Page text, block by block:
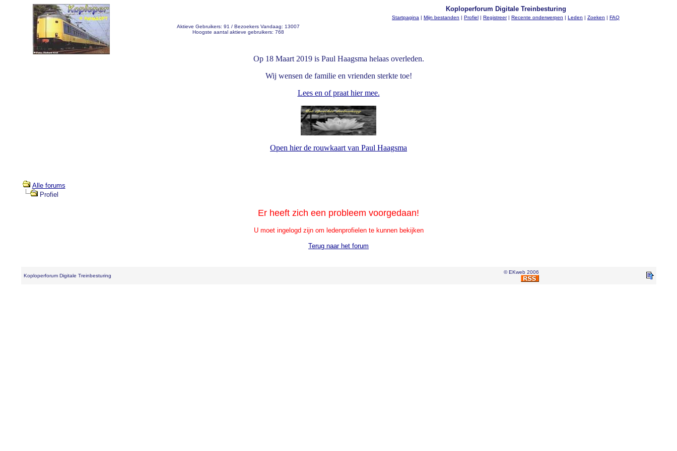
Aktieve Gebruikers: 91 / Bezoekers Vandaag: 13007
Hoogste aantal aktieve gebruikers: 768
Koploperforum Digitale Treinbesturing
Startpagina | Mijn bestanden | Profiel | Registreer| Recente onderwerpen | Leden | Zoeken | FAQ
Op 18 Maart 2019 is Paul Haagsma helaas overleden.
Wij wensen de familie en vrienden sterkte toe!
Lees en of praat hier mee.
Open hier de rouwkaart van Paul Haagsma
Alle forums
Profiel
Er heeft zich een probleem voorgedaan!
U moet ingelogd zijn om ledenprofielen te kunnen bekijken
Terug naar het forum
Koploperforum Digitale Treinbesturing
© EKweb 2006